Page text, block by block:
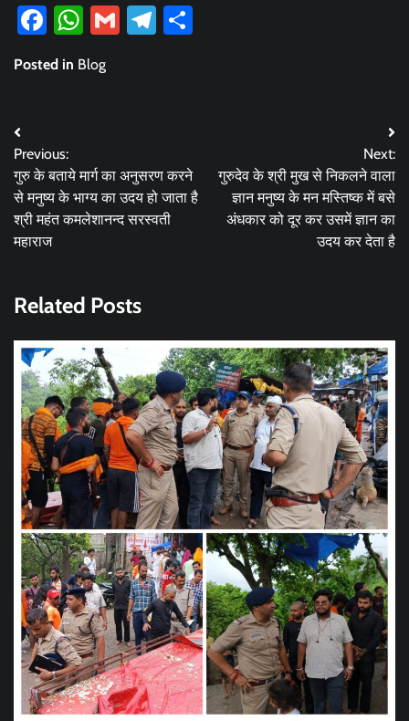
Facebook
WhatsApp
GmailTelegram
Posted in Blog
Post
navigation
Previous:
गुरु के बताये मार्ग का अनुसरण करने
से मनुष्य के भाग्य का उदय हो जाता है
श्री महंत कमलेशानन्द सरस्वती
महाराज
Next:
गुरुदेव के श्री मुख से निकलने वाला
ज्ञान मनुष्य के मन मस्तिष्क में बसे
अंधकार को दूर कर उसमें ज्ञान का
उदय कर देता है
Related Posts